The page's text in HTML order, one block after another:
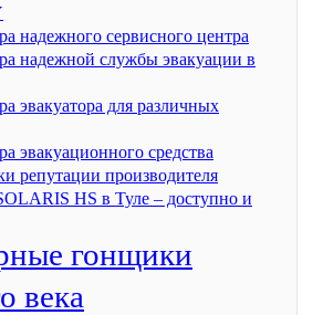
надежного сервисного центра
надежной службы эвакуации в
эвакуатора для различных
эвакуационного средства
репутации производителя
HS в Туле – доступно и
гонщики
века